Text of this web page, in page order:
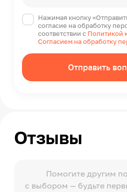
Нажимая кнопку
согласие на обработку
соответствии с Политикой
Согласием на обработку
Отправить
Отзывы
Помогите другим
с выбором — будьте